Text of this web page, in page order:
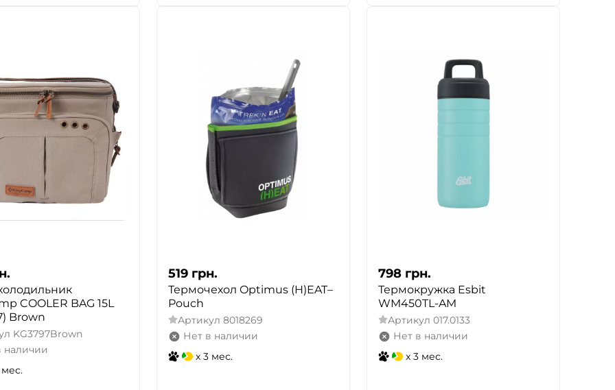
COOLER BAG 15L
Brown
KG3797Brown
наличии
519 грн.
Термочехол Optimus (H)EAT–
Pouch
Артикул 8018269
Нет в наличии
x 3 мес.
798 грн.
Термокружка Esbit
WM450TL-AM
Артикул 017.0133
Нет в наличии
x 3 мес.